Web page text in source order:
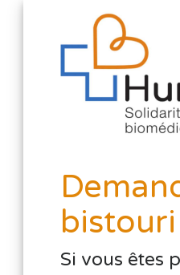
Si vous êtes